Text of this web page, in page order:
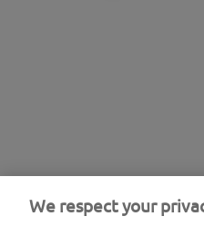
We respect your